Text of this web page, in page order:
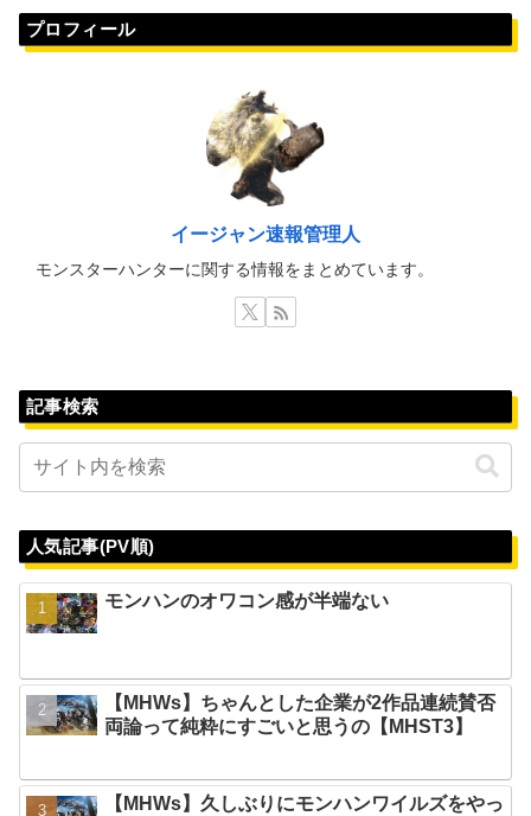
プロフィール
イージャン速報管理人
モンスターハンターに関する情報をまとめています。
記事検索
人気記事(PV順)
モンハンのオワコン感が半端ない
【MHWs】ちゃんとした企業が2作品連続賛否
両論って純粋にすごいと思うの【MHST3】
【MHWs】久しぶりにモンハンワイルズをやっ